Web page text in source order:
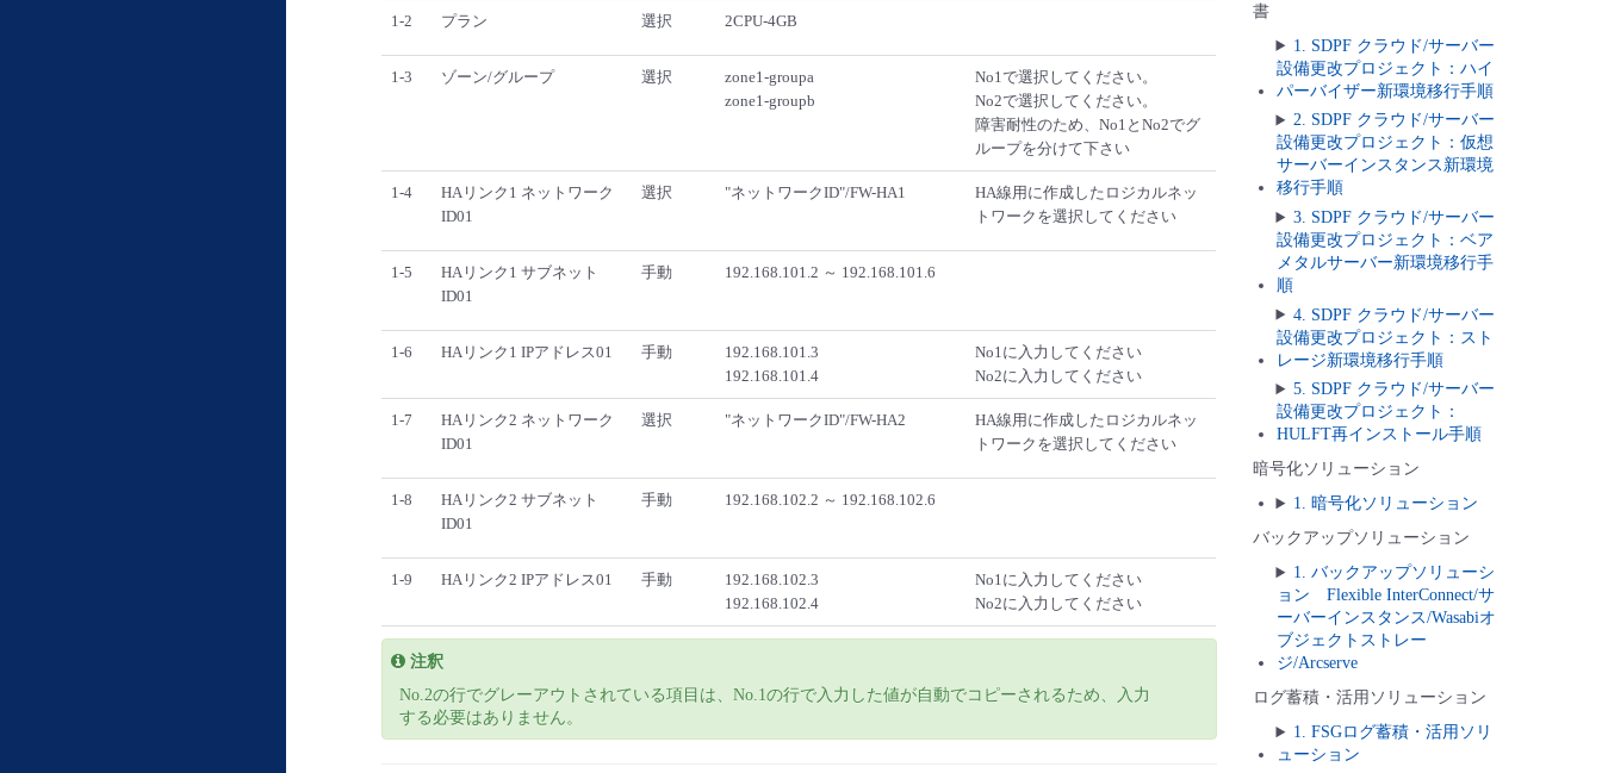
1-2 プラン 選択 2CPU-4GB
1-3 ゾーン/グループ 選択
zone1-groupa
zone1-groupb
No1で選択してください。
No2で選択してください。
障害耐性のため、No1とNo2でグ
ループを分けて下さい
1-4
HAリンク1 ネットワーク
ID01
選択 "ネットワークID"/FW-HA1
HA線用に作成したロジカルネッ
トワークを選択してください
1-5
HAリンク1 サブネット
ID01
手動 192.168.101.2 ～ 192.168.101.6
1-6 HAリンク1 IPアドレス01 手動
192.168.101.3
192.168.101.4
No1に入力してください
No2に入力してください
1-7
HAリンク2 ネットワーク
ID01
選択 "ネットワークID"/FW-HA2
HA線用に作成したロジカルネッ
トワークを選択してください
1-8
HAリンク2 サブネット
ID01
手動 192.168.102.2 ～ 192.168.102.6
1-9 HAリンク2 IPアドレス01 手動
192.168.102.3
192.168.102.4
No1に入力してください
No2に入力してください
注釈
No.2の行でグレーアウトされている項目は、No.1の行で入力した値が自動でコピーされるため、入力
する必要はありません。
書
1. SDPF クラウド/サーバー
設備更改プロジェクト：ハイ
パーバイザー新環境移行手順
2. SDPF クラウド/サーバー
設備更改プロジェクト：仮想
サーバーインスタンス新環境
移行手順
3. SDPF クラウド/サーバー
設備更改プロジェクト：ベア
メタルサーバー新環境移行手
順
4. SDPF クラウド/サーバー
設備更改プロジェクト：スト
レージ新環境移行手順
5. SDPF クラウド/サーバー
設備更改プロジェクト：
HULFT再インストール手順
暗号化ソリューション
1. 暗号化ソリューション
バックアップソリューション
1. バックアップソリューシ
ョン Flexible InterConnect/サ
ーバーインスタンス/Wasabiオ
ブジェクトストレー
ジ/Arcserve
ログ蓄積・活用ソリューション
1. FSGログ蓄積・活用ソリ
ューション